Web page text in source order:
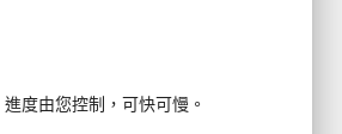
進度由您控制，可快可慢。